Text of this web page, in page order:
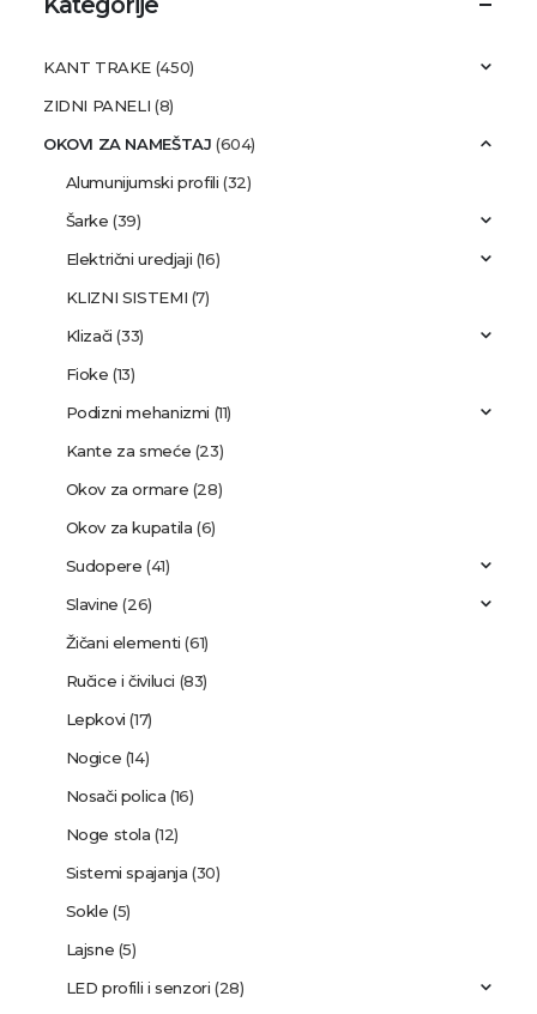
KANT TRAKE (450)
ZIDNI PANELI (8)
OKOVI ZA NAMEŠTAJ (604)
Alumunijumski profili (32)
Šarke (39)
Električni uredjaji (16)
KLIZNI SISTEMI (7)
Klizači (33)
Fioke (13)
Podizni mehanizmi (11)
Kante za smeće (23)
Okov za ormare (28)
Okov za kupatila (6)
Sudopere (41)
Slavine (26)
Žičani elementi (61)
Ručice i čiviluci (83)
Lepkovi (17)
Nogice (14)
Nosači polica (16)
Noge stola (12)
Sistemi spajanja (30)
Sokle (5)
Lajsne (5)
LED profili i senzori (28)